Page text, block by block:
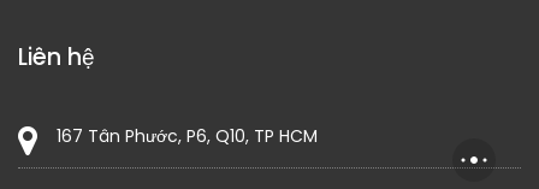
Liên hệ
167 Tân Phước, P6, Q10, TP HCM